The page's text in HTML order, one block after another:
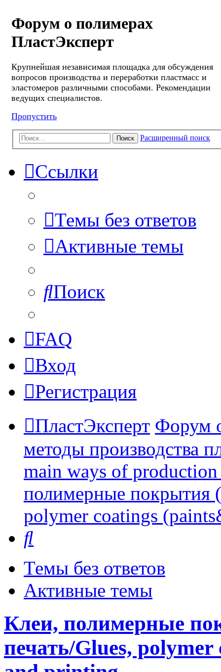
Форум о полимерах
ПластЭксперт
Крупнейшая независимая площадка для обсуждения
вопросов производства и переработки пластмасс и
эластомеров различными способами. Рекомендации
ведущих специалистов.
Пропустить
Поиск Расширенный поиск
Ссылки
Темы без ответов
Активные темы
Поиск
FAQ
Вход
Регистрация
ПластЭксперт Форум
методы производства
main ways of
полимерные покрытия
polymer coatings
Темы без ответов
Активные темы
Клеи, полимерные
печать/Glues,